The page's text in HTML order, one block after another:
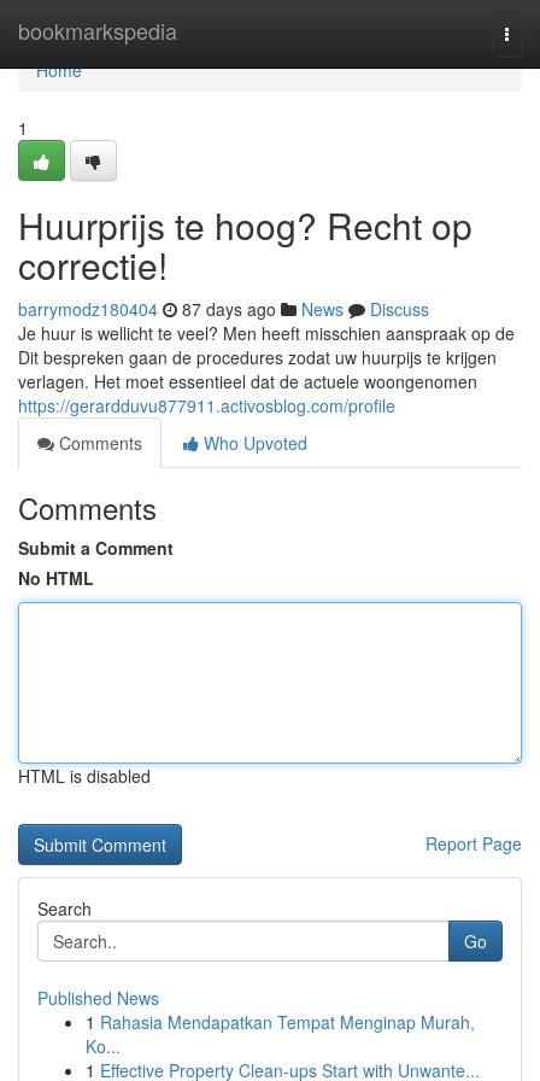
bookmarkspedia
Home
Home
1
Huurprijs te hoog? Recht op
correctie!
barrymodz180404 87 days ago News
Discuss
Je huur is wellicht te veel? Men heeft misschien aanspraak op de
Dit bespreken gaan de procedures zodat uw huurpijs te krijgen
verlagen. Het moet essentieel dat de actuele woongenomen
https://gerardduvu877911.activosblog.com/profile
Comments
Who Upvoted
Comments
Submit a Comment
No HTML
HTML is disabled
Report Page
Search
Go
Published News
1 Rahasia Mendapatkan Tempat Menginap Murah,
Ko...
1 Effective Property Clean-ups Start with Unwante...